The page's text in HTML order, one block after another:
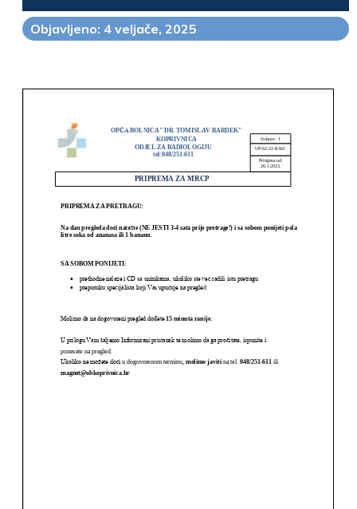
Objavljeno: 4 veljače, 2025